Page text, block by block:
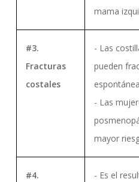
mama
#3.
Fracturas
costales
- Las
pueden
- Las
mayor
#4.
- Es el